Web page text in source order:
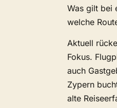
Was gilt bei
welche
Aktuell
Fokus.
auch
Zypern
alte